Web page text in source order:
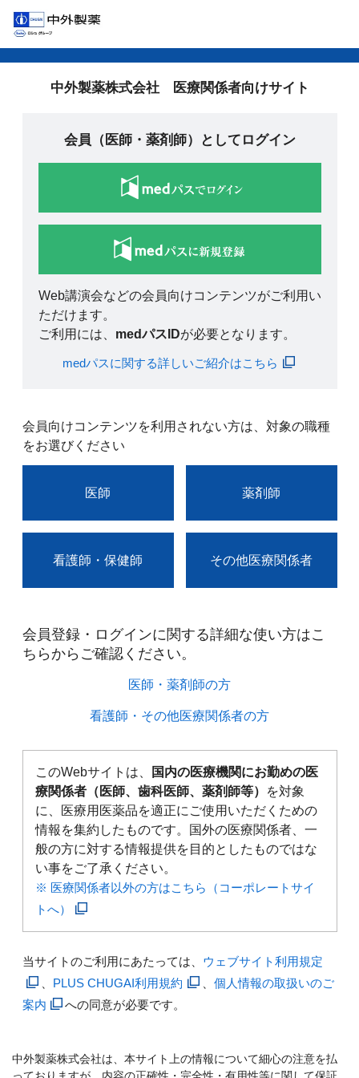
中外製薬株式会社 医療関係者向けサイト
会員（医師・薬剤師）としてログイン
Web講演会などの会員向けコンテンツがご利用い
ただけます。
ご利用には、 medパスIDが必要となります。
medパスに関する詳しいご紹介はこちら
会員向けコンテンツを利用されない方は、対象の職種
をお選びください
医師 薬剤師
看護師・保健師 その他医療関係者
会員登録・ログインに関する詳細な使い方はこ
ちらからご確認ください。​
医師・薬剤師の方​
看護師・その他医療関係者の方​
このWebサイトは、
国内の医療機関にお勤めの医
療関係者（医師、歯科医師、薬剤師等）
を対象
に、医療用医薬品を適正にご使用いただくための
情報を集約したものです。国外の医療関係者、一
般の方に対する情報提供を目的としたものではな
い事をご了承ください。
※ 医療関係者以外の方はこちら（コーポレートサイ
トへ）
当サイトのご利用にあたっては、 ウェブサイト利用規定
PLUS CHUGAI利用規約
個人情報の取扱いのご
案内
への同意が必要です。
中外製薬株式会社は、本サイト上の情報について細心の注意を払
っておりますが、内容の正確性・完全性・有用性等に関して保証